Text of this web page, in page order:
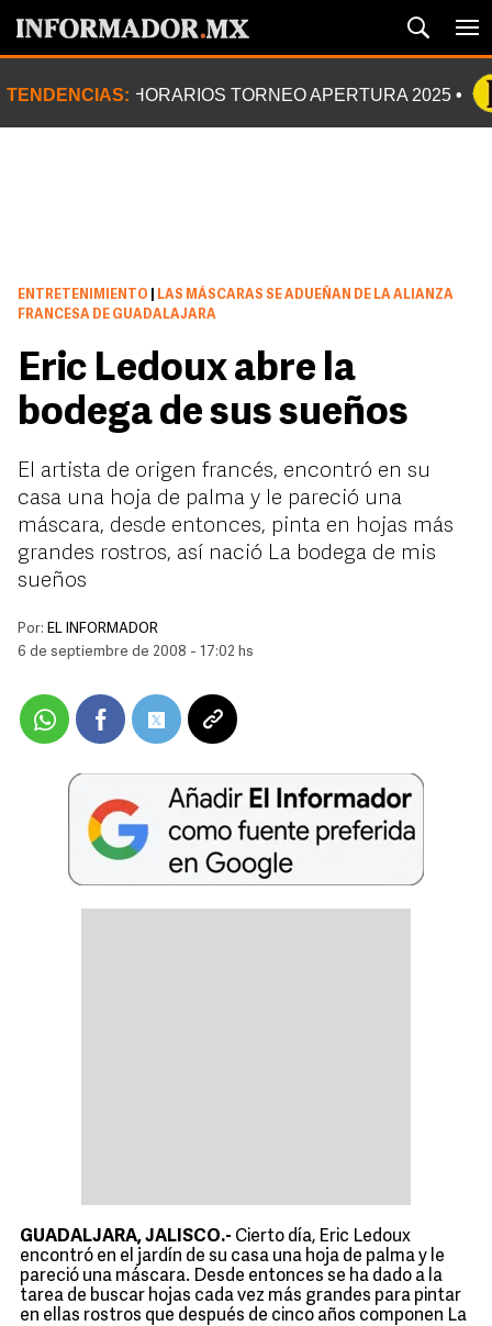
TENDENCIAS: HORARIOS TORNEO APERTURA 2025
ENTRETENIMIENTO
LAS MÁSCARAS SE ADUEÑAN DE LA ALIANZA
FRANCESA DE GUADALAJARA
Eric Ledoux abre la
bodega de sus sueños
El artista de origen francés, encontró en su
casa una hoja de palma y le pareció una
máscara, desde entonces, pinta en hojas más
grandes rostros, así nació La bodega de mis
sueños
Por: EL INFORMADOR
6 de septiembre de 2008 - 17:02 hs
GUADALJARA, JALISCO.- Cierto día, Eric Ledoux
encontró en el jardín de su casa una hoja de palma y le
pareció una máscara. Desde entonces se ha dado a la
tarea de buscar hojas cada vez más grandes para pintar
en ellas rostros que después de cinco años componen La